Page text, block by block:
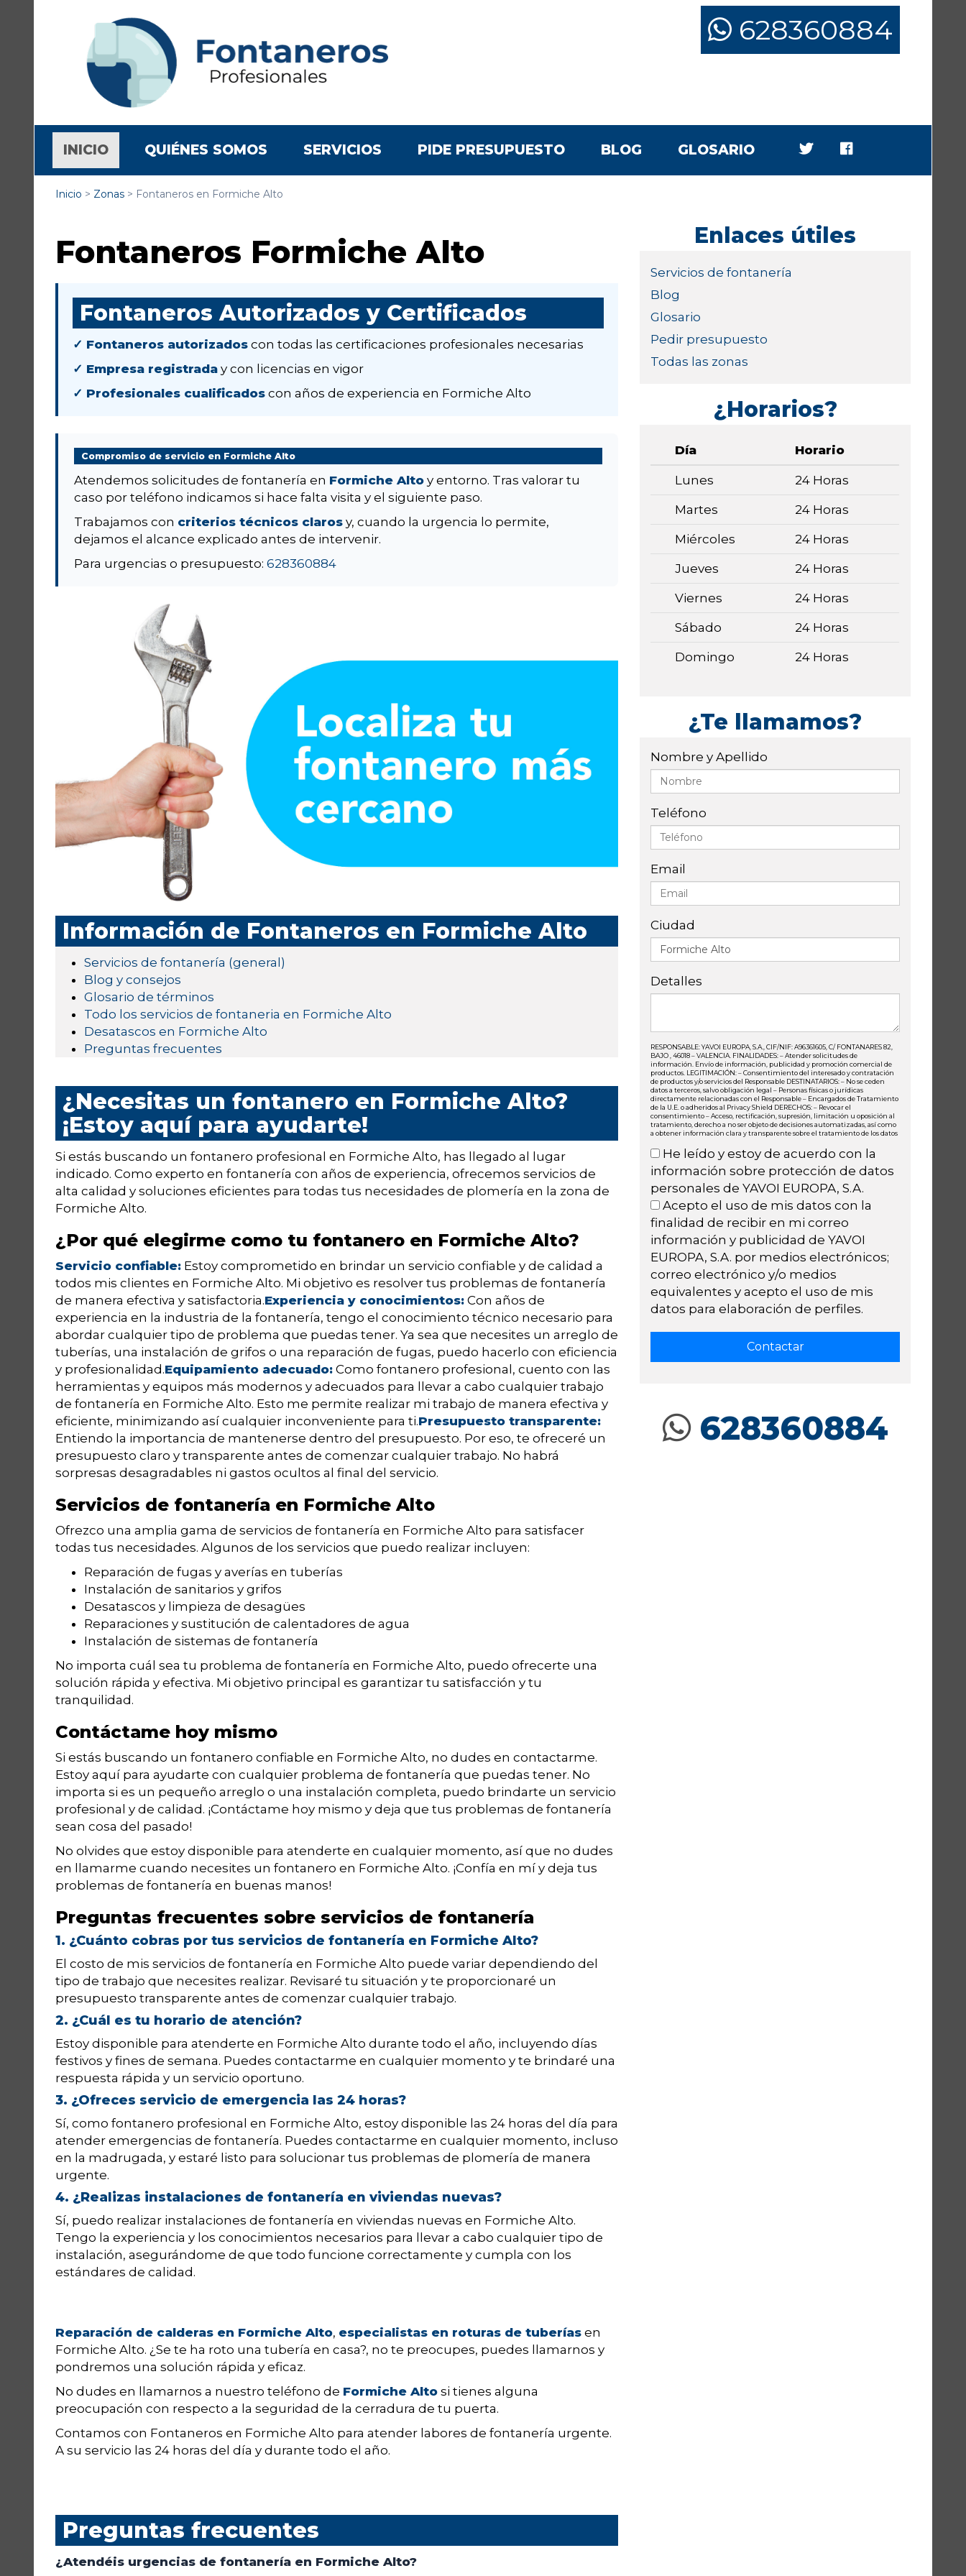
628360884
INICIO(CURRENT)
QUIÉNES SOMOS SERVICIOS PIDE PRESUPUESTO BLOG GLOSARIO
Inicio > Zonas > Fontaneros en Formiche Alto
Fontaneros Formiche Alto
Fontaneros Autorizados y Certificados
✓ Fontaneros autorizados con todas las certificaciones profesionales necesarias
✓ Empresa registrada y con licencias en vigor
✓ Profesionales cualificados con años de experiencia en Formiche Alto
Compromiso de servicio en Formiche Alto
Atendemos solicitudes de fontanería en Formiche Alto y entorno. Tras valorar tu
caso por teléfono indicamos si hace falta visita y el siguiente paso.
Trabajamos con criterios técnicos claros y, cuando la urgencia lo permite,
dejamos el alcance explicado antes de intervenir.
Para urgencias o presupuesto: 628360884
Información de Fontaneros en Formiche Alto
Servicios de fontanería (general)
Blog y consejos
Glosario de términos
Todo los servicios de fontaneria en Formiche Alto
Desatascos en Formiche Alto
Preguntas frecuentes
¿Necesitas un fontanero en Formiche Alto?
¡Estoy aquí para ayudarte!
Si estás buscando un fontanero profesional en Formiche Alto, has llegado al lugar
indicado. Como experto en fontanería con años de experiencia, ofrecemos servicios de
alta calidad y soluciones eficientes para todas tus necesidades de plomería en la zona de
Formiche Alto.
¿Por qué elegirme como tu fontanero en Formiche Alto?
Servicio confiable: Estoy comprometido en brindar un servicio confiable y de calidad a
todos mis clientes en Formiche Alto. Mi objetivo es resolver tus problemas de fontanería
de manera efectiva y satisfactoria.Experiencia y conocimientos: Con años de
experiencia en la industria de la fontanería, tengo el conocimiento técnico necesario para
abordar cualquier tipo de problema que puedas tener. Ya sea que necesites un arreglo de
tuberías, una instalación de grifos o una reparación de fugas, puedo hacerlo con eficiencia
y profesionalidad.Equipamiento adecuado: Como fontanero profesional, cuento con las
herramientas y equipos más modernos y adecuados para llevar a cabo cualquier trabajo
de fontanería en Formiche Alto. Esto me permite realizar mi trabajo de manera efectiva y
eficiente, minimizando así cualquier inconveniente para ti.Presupuesto transparente:
Entiendo la importancia de mantenerse dentro del presupuesto. Por eso, te ofreceré un
presupuesto claro y transparente antes de comenzar cualquier trabajo. No habrá
sorpresas desagradables ni gastos ocultos al final del servicio.
Servicios de fontanería en Formiche Alto
Ofrezco una amplia gama de servicios de fontanería en Formiche Alto para satisfacer
todas tus necesidades. Algunos de los servicios que puedo realizar incluyen:
Reparación de fugas y averías en tuberías
Instalación de sanitarios y grifos
Desatascos y limpieza de desagües
Reparaciones y sustitución de calentadores de agua
Instalación de sistemas de fontanería
No importa cuál sea tu problema de fontanería en Formiche Alto, puedo ofrecerte una
solución rápida y efectiva. Mi objetivo principal es garantizar tu satisfacción y tu
tranquilidad.
Contáctame hoy mismo
Si estás buscando un fontanero confiable en Formiche Alto, no dudes en contactarme.
Estoy aquí para ayudarte con cualquier problema de fontanería que puedas tener. No
importa si es un pequeño arreglo o una instalación completa, puedo brindarte un servicio
profesional y de calidad. ¡Contáctame hoy mismo y deja que tus problemas de fontanería
sean cosa del pasado!
No olvides que estoy disponible para atenderte en cualquier momento, así que no dudes
en llamarme cuando necesites un fontanero en Formiche Alto. ¡Confía en mí y deja tus
problemas de fontanería en buenas manos!
Preguntas frecuentes sobre servicios de fontanería
1. ¿Cuánto cobras por tus servicios de fontanería en Formiche Alto?
El costo de mis servicios de fontanería en Formiche Alto puede variar dependiendo del
tipo de trabajo que necesites realizar. Revisaré tu situación y te proporcionaré un
presupuesto transparente antes de comenzar cualquier trabajo.
2. ¿Cuál es tu horario de atención?
Estoy disponible para atenderte en Formiche Alto durante todo el año, incluyendo días
festivos y fines de semana. Puedes contactarme en cualquier momento y te brindaré una
respuesta rápida y un servicio oportuno.
3. ¿Ofreces servicio de emergencia las 24 horas?
Sí, como fontanero profesional en Formiche Alto, estoy disponible las 24 horas del día para
atender emergencias de fontanería. Puedes contactarme en cualquier momento, incluso
en la madrugada, y estaré listo para solucionar tus problemas de plomería de manera
urgente.
4. ¿Realizas instalaciones de fontanería en viviendas nuevas?
Sí, puedo realizar instalaciones de fontanería en viviendas nuevas en Formiche Alto.
Tengo la experiencia y los conocimientos necesarios para llevar a cabo cualquier tipo de
instalación, asegurándome de que todo funcione correctamente y cumpla con los
estándares de calidad.
Reparación de calderas en Formiche Alto, especialistas en roturas de tuberías en
Formiche Alto. ¿Se te ha roto una tubería en casa?, no te preocupes, puedes llamarnos y
pondremos una solución rápida y eficaz.
No dudes en llamarnos a nuestro teléfono de Formiche Alto si tienes alguna
preocupación con respecto a la seguridad de la cerradura de tu puerta.
Contamos con Fontaneros en Formiche Alto para atender labores de fontanería urgente.
A su servicio las 24 horas del día y durante todo el año.
Preguntas frecuentes
¿Atendéis urgencias de fontanería en Formiche Alto?
Enlaces útiles
Servicios de fontanería
Blog
Glosario
Pedir presupuesto
Todas las zonas
¿Horarios?
Día Horario
Lunes 24 Horas
Martes 24 Horas
Miércoles 24 Horas
Jueves 24 Horas
Viernes 24 Horas
Sábado 24 Horas
Domingo 24 Horas
¿Te llamamos?
Nombre y Apellido
Teléfono
Email
Ciudad
Detalles
RESPONSABLE: YAVOI EUROPA, S.A., CIF/NIF: A96361605, C/ FONTANARES 82,
BAJO , 46018 – VALENCIA. FINALIDADES: – Atender solicitudes de
información. Envío de información, publicidad y promoción comercial de
productos. LEGITIMACIÓN: – Consentimiento del interesado y contratación
de productos y/o servicios del Responsable DESTINATARIOS: – No se ceden
datos a terceros, salvo obligación legal – Personas físicas o jurídicas
directamente relacionadas con el Responsable – Encargados de Tratamiento
de la U.E. o adheridos al Privacy Shield DERECHOS: – Revocar el
consentimiento – Acceso, rectificación, supresión, limitación u oposición al
tratamiento, derecho a no ser objeto de decisiones automatizadas, así como
a obtener información clara y transparente sobre el tratamiento de los datos
He leído y estoy de acuerdo con la
información sobre protección de datos
personales de YAVOI EUROPA, S.A.
Acepto el uso de mis datos con la
finalidad de recibir en mi correo
información y publicidad de YAVOI
EUROPA, S.A. por medios electrónicos;
correo electrónico y/o medios
equivalentes y acepto el uso de mis
datos para elaboración de perfiles.
628360884